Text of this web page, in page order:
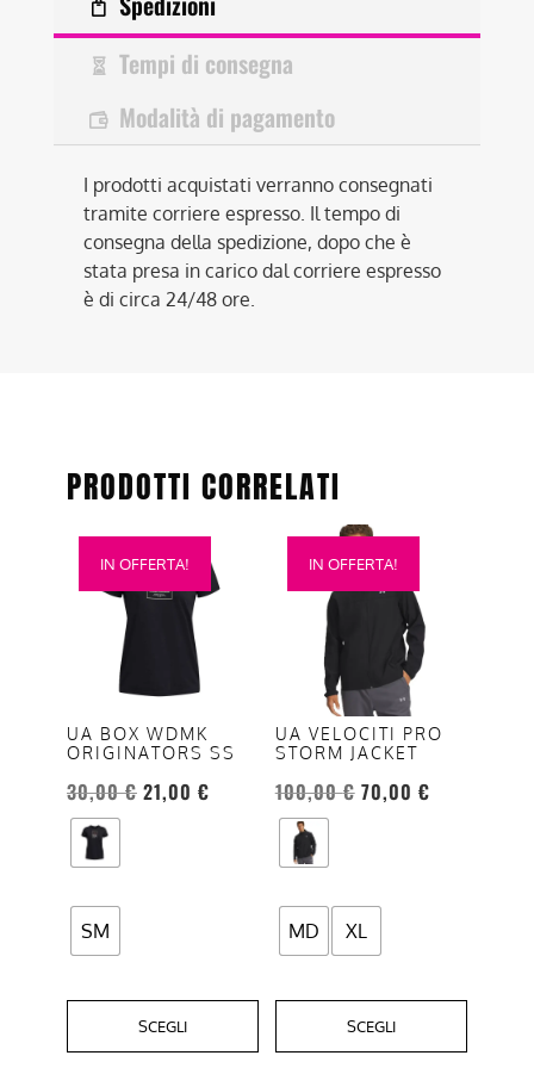
Tempi di consegna
Modalità di pagamento
I prodotti acquistati verranno consegnati
tramite corriere espresso. Il tempo di
consegna della spedizione, dopo che è
stata presa in carico dal corriere espresso
è di circa 24/48 ore.
PRODOTTI CORRELATI
IN OFFERTA!
UA BOX WDMK
ORIGINATORS SS
30,00€ 21,00 €
SM
SCEGLI
Questo
prodotto
varianti.
opzioni
possono
essere
scelte
nella
del
prodotto
IN OFFERTA!
UA VELOCITI PRO
STORM JACKET
100,00€ 70,00 €
MD XL
SCEGLI
Questo
prodotto
varianti.
opzioni
possono
essere
scelte
nella
del
prodotto